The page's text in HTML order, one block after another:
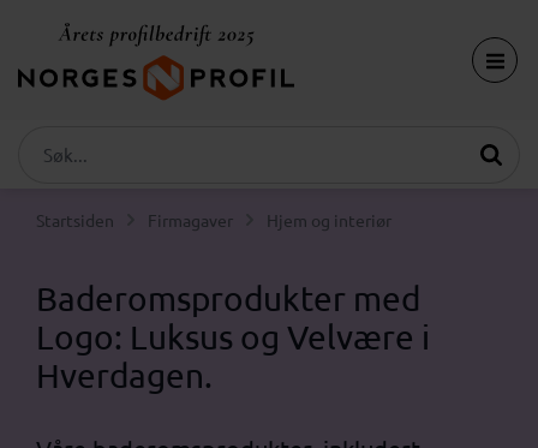
Startsiden Firmagaver Hjem og interiør
Baderomsprodukter med
Logo: Luksus og Velvære i
Hverdagen.